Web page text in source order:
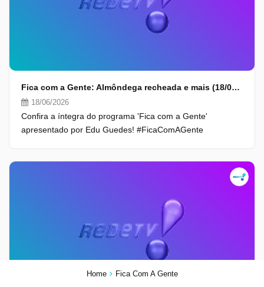
Home Fica Com A Gente
Fica com a Gente: Almôndega recheada e mais (18/06/26) | Completo
18/06/2026
Confira a íntegra do programa 'Fica com a Gente'
apresentado por Edu Guedes! #FicaComAGente